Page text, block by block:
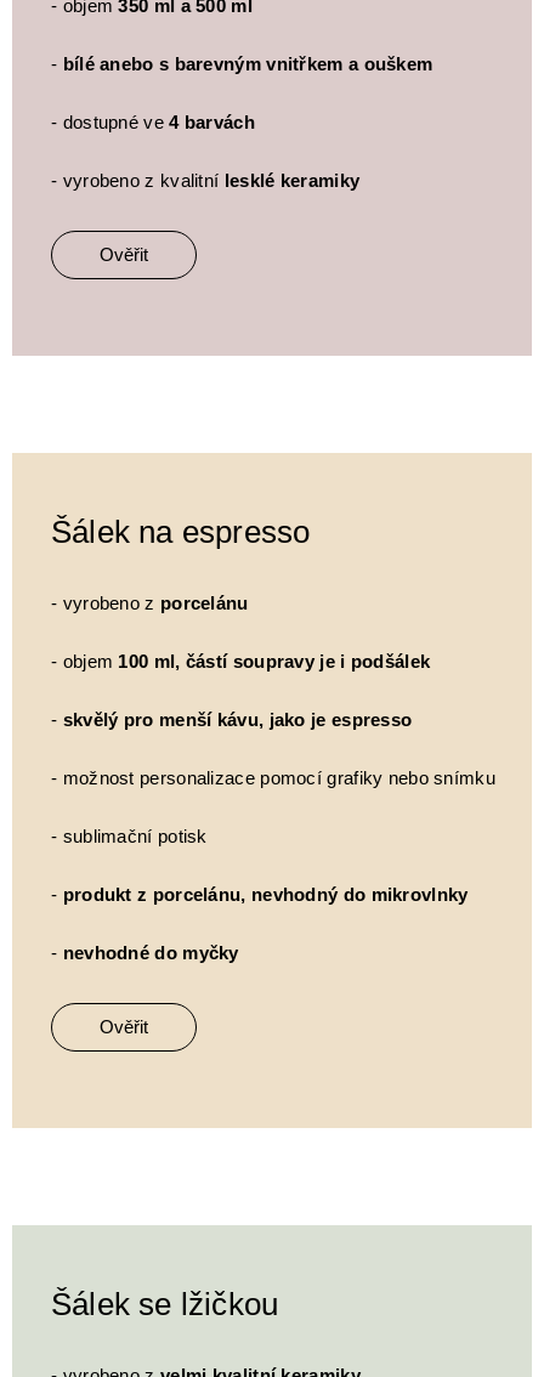
- objem350 ml a 500 ml
- bílé anebo s barevným vnitřkem a ouškem
- dostupné ve4 barvách
- vyrobeno z kvalitní lesklé keramiky
Ověřit
Šálek na espresso
- vyrobeno z porcelánu
- objem 100 ml, částí soupravy je i podšálek
- skvělý pro menší kávu, jako je espresso
- možnost personalizace pomocí grafiky nebo snímku
- sublimační potisk
- produkt z porcelánu, nevhodný do mikrovlnky
- nevhodné do myčky
Ověřit
Šálek se lžičkou